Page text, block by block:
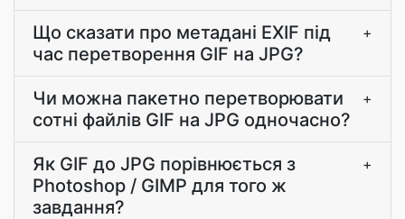
Що сказати про метадані EXIF під
час перетворення GIF на JPG?
+
Чи можна пакетно перетворювати
сотні файлів GIF на JPG одночасно?
+
Як GIF до JPG порівнюється з
Photoshop / GIMP для того ж
завдання?
+